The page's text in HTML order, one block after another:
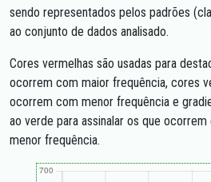
sendo representados pelos padrões
ao conjunto de dados analisado.
Cores vermelhas são usadas para
ocorrem com maior frequência, cores
ocorrem com menor frequência e
ao verde para assinalar os que
menor frequência.